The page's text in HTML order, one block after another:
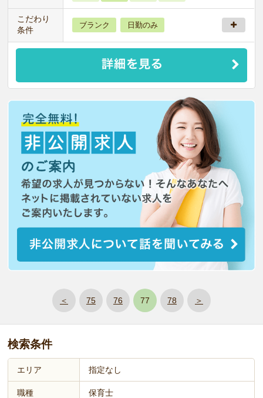
こだわり
条件
ブランク 日勤のみ
＜ 75 76 77 78 ＞
検索条件
エリア 指定なし
職種 保育士